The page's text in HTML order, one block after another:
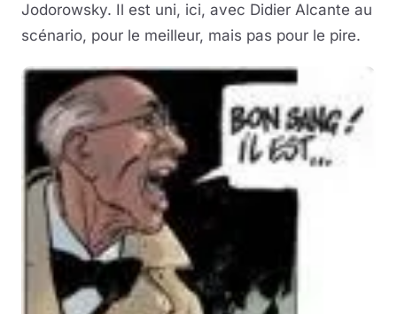
Jodorowsky. Il est uni, ici, avec Didier Alcante au
scénario, pour le meilleur, mais pas pour le pire.